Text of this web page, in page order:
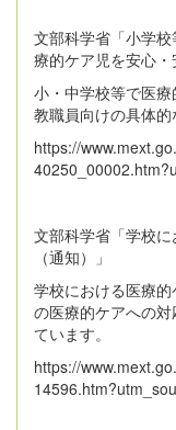
文部科学省「小学
療的ケア児を安心・
小・中学校等で医療
教職員向けの具体的
https://
文部科学省「学校
（通知）」
学校における医療
の医療的ケアへの
ています。
https://